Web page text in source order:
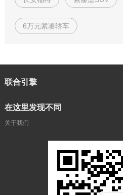
6万元紧凑轿车
联合引擎
在这里发现不同
关于我们